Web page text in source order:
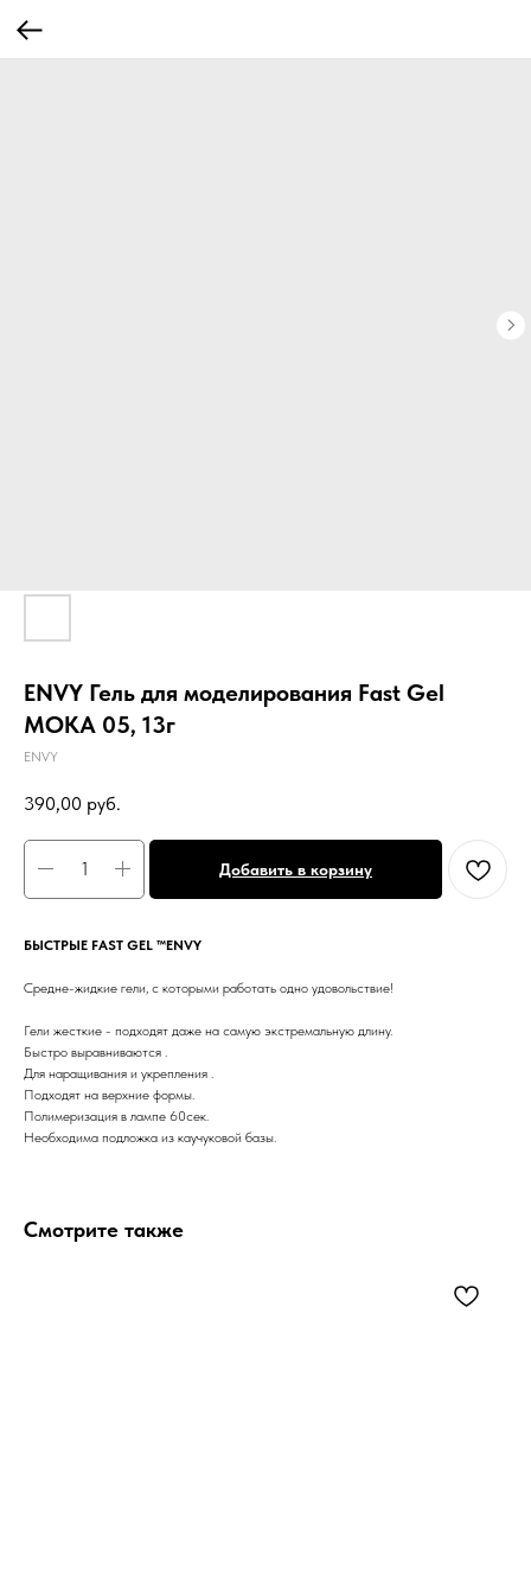
ENVY Гель для моделирования Fast Gel
MOKA 05, 13г
ENVY
390,00 руб.
Добавить в корзину
БЫСТРЫЕ FAST GEL ™️ENVY
Cредне-жидкие гели, с которыми работать одно удовольствие!
Гели жесткие - подходят даже на самую экстремальную длину.
Быстро выравниваются .
Для наращивания и укрепления .
Подходят на верхние формы.
Полимеризация в лампе 60сек.
Необходима подложка из каучуковой базы.
Смотрите также